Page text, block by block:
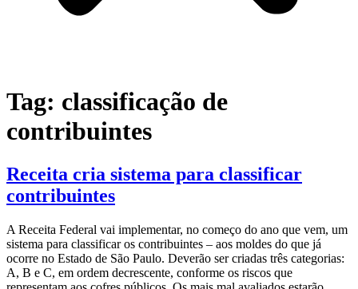
Tag: classificação de
contribuintes
Receita cria sistema para classificar
contribuintes
A Receita Federal vai implementar, no começo do ano que vem, um
sistema para classificar os contribuintes – aos moldes do que já
ocorre no Estado de São Paulo. Deverão ser criadas três categorias:
A, B e C, em ordem decrescente, conforme os riscos que